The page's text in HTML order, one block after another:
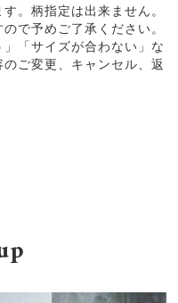
。柄指定は出来ません。
で予めご了承ください。
「サイズが合わない」な
ご変更、キャンセル、返